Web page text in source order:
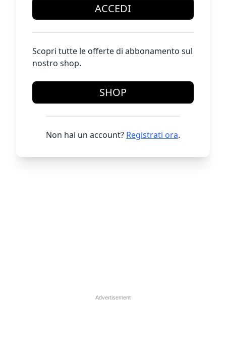
ACCEDI
Scopri tutte le offerte di abbonamento sul
nostro shop.
SHOP
Non hai un account? Registrati ora.